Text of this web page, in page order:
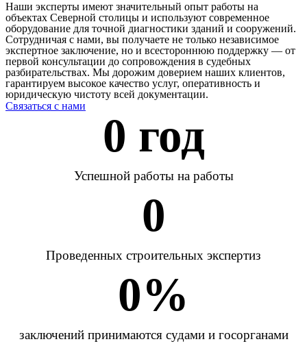
Наши эксперты имеют значительный опыт работы на
объектах Северной столицы и используют современное
оборудование для точной диагностики зданий и сооружений.
Сотрудничая с нами, вы получаете не только независимое
экспертное заключение, но и всестороннюю поддержку — от
первой консультации до сопровождения в судебных
разбирательствах. Мы дорожим доверием наших клиентов,
гарантируем высокое качество услуг, оперативность и
юридическую чистоту всей документации.
Связаться с нами
0 год
Успешной работы на работы
0
Проведенных строительных экспертиз
0%
заключений принимаются судами и госорганами